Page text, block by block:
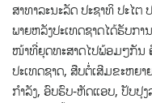
ສາທາລະນະລັດ ປະຊາທິ ປະໄ
ພາຍຫລັງປະເທດຊາດໄດ້ຮັບກ
ໜ້າທີ່ຍຸດທະສາດໄປພ້ອມໆກັນ
ປະເທດຊາດ, ສືບຕໍ່ເສີມຂະຫຍ
ກຳລັງ, ອົບຮົບ-ຫັດແອບ, ປັບປຸ